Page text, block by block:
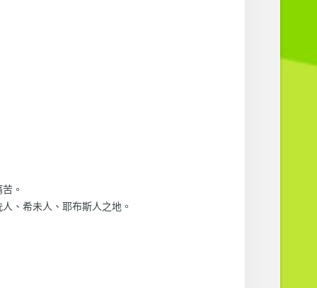
。
、希未人、耶布斯人之地。